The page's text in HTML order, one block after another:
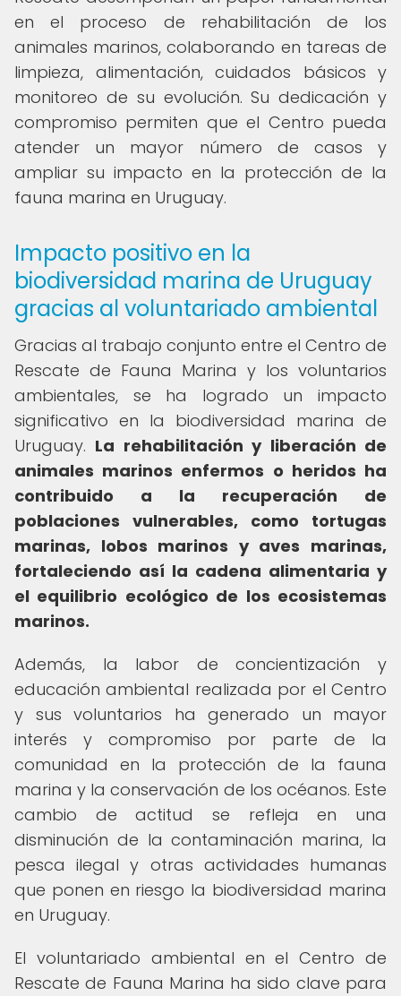
en el proceso de rehabilitación de los
animales marinos, colaborando en tareas de
limpieza, alimentación, cuidados básicos y
monitoreo de su evolución. Su dedicación y
compromiso permiten que el Centro pueda
atender un mayor número de casos y
ampliar su impacto en la protección de la
fauna marina en Uruguay.
Impacto positivo en la
biodiversidad marina de Uruguay
gracias al voluntariado ambiental
Gracias al trabajo conjunto entre el Centro de
Rescate de Fauna Marina y los voluntarios
ambientales, se ha logrado un impacto
significativo en la biodiversidad marina de
Uruguay. La rehabilitación y liberación de
animales marinos enfermos o heridos ha
contribuido a la recuperación de
poblaciones vulnerables, como tortugas
marinas, lobos marinos y aves marinas,
fortaleciendo así la cadena alimentaria y
el equilibrio ecológico de los ecosistemas
marinos.
Además, la labor de concientización y
educación ambiental realizada por el Centro
y sus voluntarios ha generado un mayor
interés y compromiso por parte de la
comunidad en la protección de la fauna
marina y la conservación de los océanos. Este
cambio de actitud se refleja en una
disminución de la contaminación marina, la
pesca ilegal y otras actividades humanas
que ponen en riesgo la biodiversidad marina
en Uruguay.
El voluntariado ambiental en el Centro de
Rescate de Fauna Marina ha sido clave para